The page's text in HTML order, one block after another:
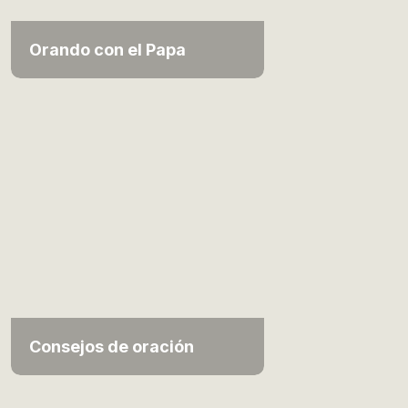
Orando con el Papa
Consejos de oración